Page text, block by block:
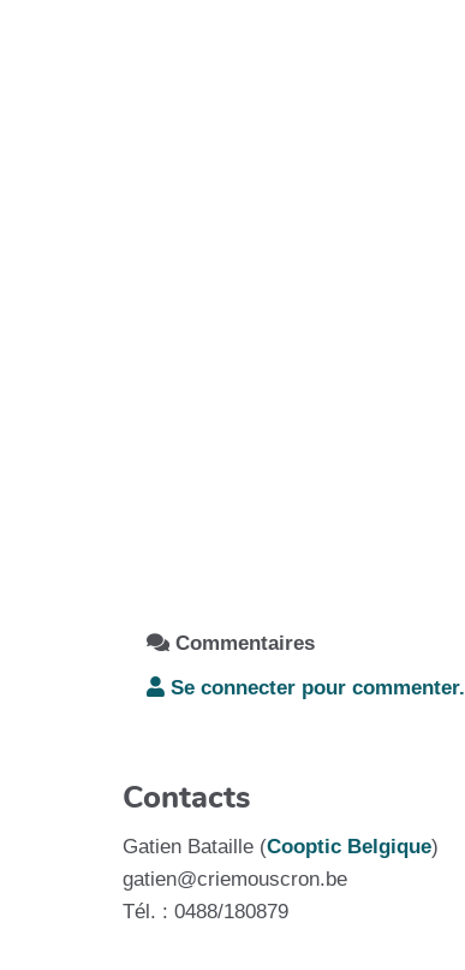
Commentaires
Se connecter pour commenter.
Contacts
Gatien Bataille (Cooptic Belgique)
gatien@criemouscron.be
Tél. : 0488/180879